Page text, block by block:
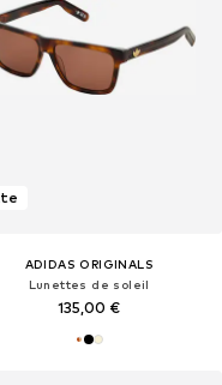
ADIDAS ORIGINALS
Lunettes de soleil
135,00 €